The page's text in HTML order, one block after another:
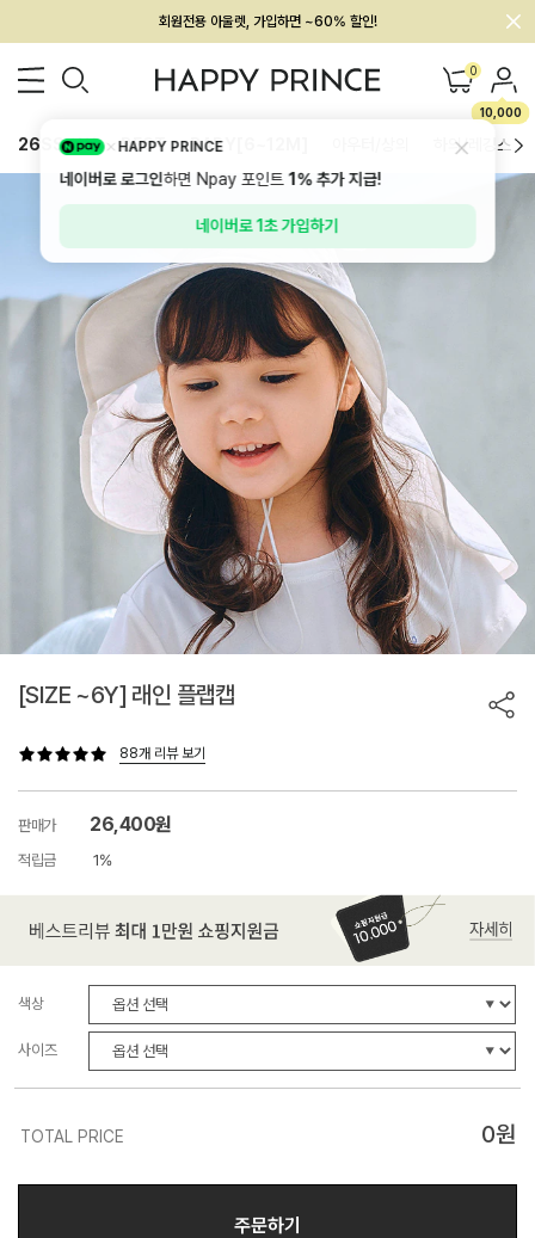
회원전용 아울렛, 가입하면 ~60% 할인!
멤버십 최대 28,000원 혜택 0
10,000
26SS 신상 BEST BABY[6~12M] 하의/레깅스
[SIZE ~6Y] 래인 플랩캡
88개 리뷰 보기
판매가 26,400원
적립금 1%
색상
사이즈
TOTAL PRICE 0원
주문하기
HAPPY PRINCE
네이버로 로그인하면 Npay 포인트1%추가 지급!
네이버로 1초 가입하기